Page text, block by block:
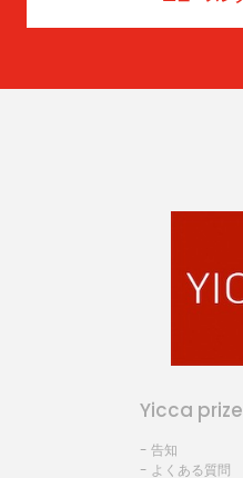
Yicca prize
- 告知
- よくある質問